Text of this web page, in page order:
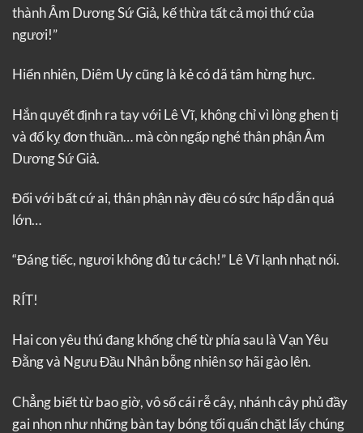
thành Âm Dương Sứ Giả, kế thừa tất cả mọi thứ của
ngươi!”
Hiển nhiên, Diêm Uy cũng là kẻ có dã tâm hừng hực.
Hắn quyết định ra tay với Lê Vĩ, không chỉ vì lòng ghen tị
và đố kỵ đơn thuần… mà còn ngấp nghé thân phận Âm
Dương Sứ Giả.
Đối với bất cứ ai, thân phận này đều có sức hấp dẫn quá
lớn…
“Đáng tiếc, ngươi không đủ tư cách!” Lê Vĩ lạnh nhạt nói.
RÍT!
Hai con yêu thú đang khống chế từ phía sau là Vạn Yêu
Đằng và Ngưu Đầu Nhân bỗng nhiên sợ hãi gào lên.
Chẳng biết từ bao giờ, vô số cái rễ cây, nhánh cây phủ đầy
gai nhọn như những bàn tay bóng tối quấn chặt lấy chúng